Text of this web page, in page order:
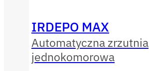
IRDEPO MAX
Automatyczna zrzutnia
jednokomorowa